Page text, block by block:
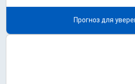
Прогноз для